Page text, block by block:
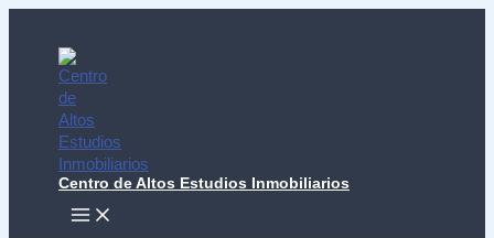
contenido
Centro de Altos Estudios Inmobiliarios
MAIN
MENU